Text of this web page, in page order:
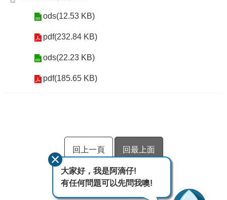
ods(12.53 KB)
pdf(232.84 KB)
ods(22.23 KB)
pdf(185.65 KB)
回上一頁 回最上面
大家好，我是阿滴仔!
有任何問題可以先問我噢!